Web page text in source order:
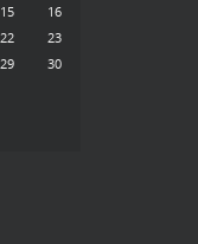
15
16
22
23
29
30